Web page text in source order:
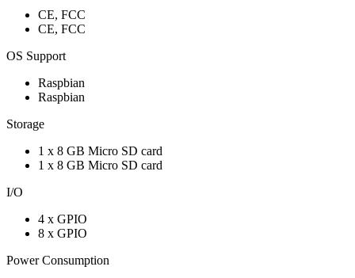
CE, FCC
CE, FCC
OS Support
Raspbian
Raspbian
Storage
1 x 8 GB Micro SD card
1 x 8 GB Micro SD card
I/O
4 x GPIO
8 x GPIO
Power Consumption